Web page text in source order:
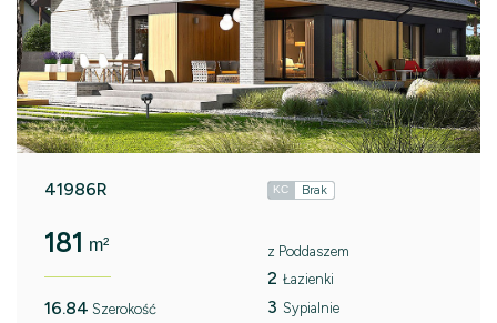
41986R KC Brak
181 m²
16.84 Szerokość
z Poddaszem
2 Łazienki
3 Sypialnie